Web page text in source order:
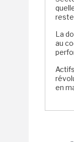
La
au
en